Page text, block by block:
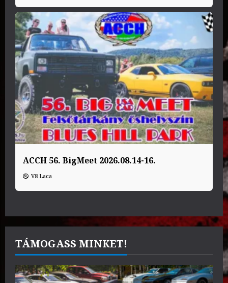
ACCH 56. BigMeet 2026.08.14-16.
V8 Laca
TÁMOGASS MINKET!